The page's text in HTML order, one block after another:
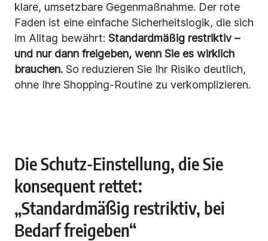
klare, umsetzbare Gegenmaßnahme. Der rote
Faden ist eine einfache Sicherheitslogik, die sich
im Alltag bewährt: Standardmäßig restriktiv –
und nur dann freigeben, wenn Sie es wirklich
brauchen. So reduzieren Sie Ihr Risiko deutlich,
ohne Ihre Shopping-Routine zu verkomplizieren.
Die Schutz-Einstellung, die Sie
konsequent rettet:
„Standardmäßig restriktiv, bei
Bedarf freigeben“